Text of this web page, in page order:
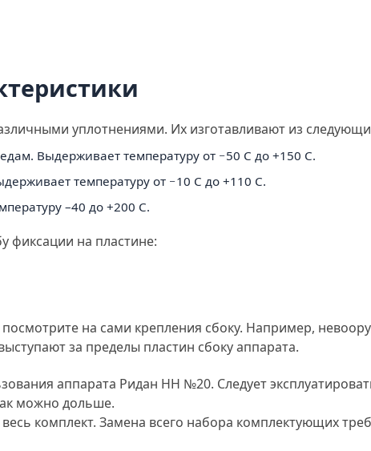
уплотнениями. Их изготавливают из
Выдерживает температуру от −50 C до +150 C.
температуру от −10 C до +110 C.
–40 до +200 C.
фиксации на пластине:
на сами крепления сбоку. Например,
за пределы пластин сбоку аппарата.
аппарата Ридан НН №20. Следует
можно дольше.
комплект. Замена всего набора комплектующих